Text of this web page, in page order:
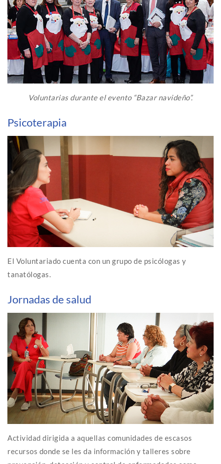
Voluntarias durante el evento “Bazar navideño”.
Psicoterapia
El Voluntariado cuenta con un grupo de psicólogas y
tanatólogas.
Jornadas de salud
Actividad dirigida a aquellas comunidades de escasos
recursos donde se les da información y talleres sobre